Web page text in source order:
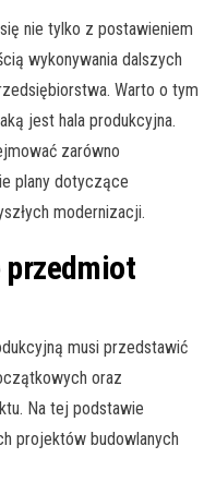
nie tylko z postawieniem
wykonywania dalszych
Warto o tym
jest hala produkcyjna.
zarówno
plany dotyczące
modernizacji.
przedmiot
musi przedstawić
oraz
Na tej podstawie
projektów budowlanych